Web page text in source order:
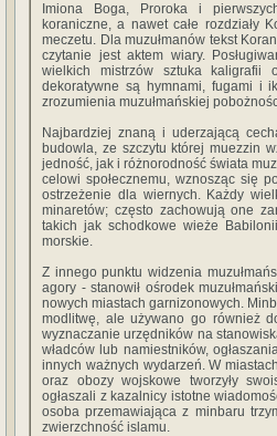
Imiona Boga, Proroka i
koraniczne, a nawet całe rozdziały
meczetu. Dla muzułmanów tekst
czytanie jest aktem wiary.
wielkich mistrzów sztuka kaligrafii
dekoratywne są hymnami, fugami i
zrozumienia muzuł­mańskiej
Najbardziej znaną i uderzającą
budowla, ze szczytu której muezzin
jedność, jak i różnorodność świata
celowi społecznemu, wznosząc się
ostrzeżenie dla wiernych. Każdy
minaretów; często zachowują one
takich jak schodkowe wieże
morskie.
Z innego punktu widzenia
agory - stanowił ośrodek
nowych miastach garnizonowych.
modlitwę, ale używano go również
wyznaczanie urzędników na
władców lub namiestników,
innych ważnych wydarzeń. W
oraz obozy wojskowe tworzyły
ogłaszali z kazalnicy istotne
osoba przemawiająca z minbaru
zwierzchność islamu.